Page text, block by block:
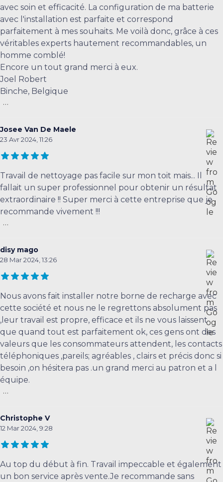
avec soin et efficacité. La configuration de ma batterie
avec l'installation est parfaite et correspond
parfaitement à mes souhaits. Me voilà donc, grâce à ces
véritables experts hautement recommandables, un
homme comblé!
Encore un tout grand merci à eux.
Joel Robert
Binche, Belgique
...
Josee Van De Maele
23 Avr 2024, 11:26
Travail de nettoyage pas facile sur mon toit mais... Il
fallait un super professionnel pour obtenir un résultat
extraordinaire !! Super merci à cette entreprise que je
recommande vivement !!!
...
disy mago
28 Mar 2024, 13:26
Nous avons fait installer notre borne de recharge avec
cette société et nous ne le regrettons absolument pas
,leur travail est propre, efficace et ils ne vous laissent
que quand tout est parfaitement ok, ces gens ont des
valeurs que les consommateurs attendent, les contacts
téléphoniques ,pareils; agréables , clairs et précis donc si
besoin ,on hésitera pas .un grand merci au patron et a l
équipe.
...
Christophe V
12 Mar 2024, 9:28
Au top du début à fin. Travail impeccable et également
un bon service après vente.Je recommande sans